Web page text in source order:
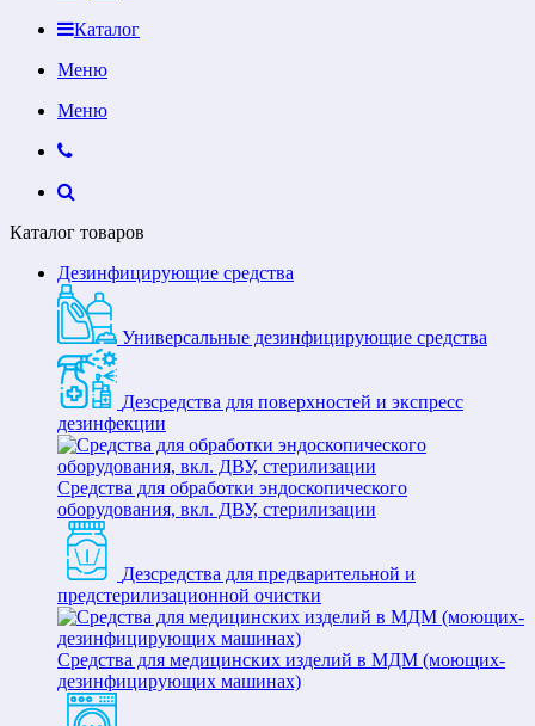
Каталог
Меню
Меню
Каталог товаров
Дезинфицирующие средства
Универсальные дезинфицирующие средства
Дезсредства для поверхностей и экспресс
дезинфекции
Средства для обработки эндоскопического
оборудования, вкл. ДВУ, стерилизации
Дезсредства для предварительной и
предстерилизационной очистки
Средства для медицинских изделий в МДМ (моющих-
дезинфицирующих машинах)